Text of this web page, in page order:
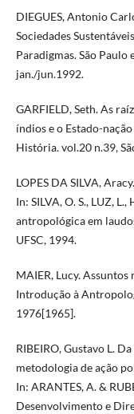
DIEGUES, Antonio
Sociedades
Paradigmas. São
jan./jun.1992.
GARFIELD, Seth. As
índios e o Estado-
História. vol.20 n.39,
LOPES DA SILVA,
In: SILVA, O. S., LUZ,
antropológica em
UFSC, 1994.
MAIER, Lucy.
Introdução à
1976[1965].
RIBEIRO, Gustavo L.
metodologia de ação
In: ARANTES, A. &
Desenvolvimento e